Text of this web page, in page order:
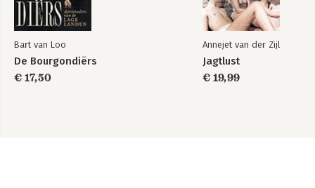
Bart van Loo
De Bourgondiërs
€ 17,50
Annejet van der Zijl
Jagtlust
€ 19,99